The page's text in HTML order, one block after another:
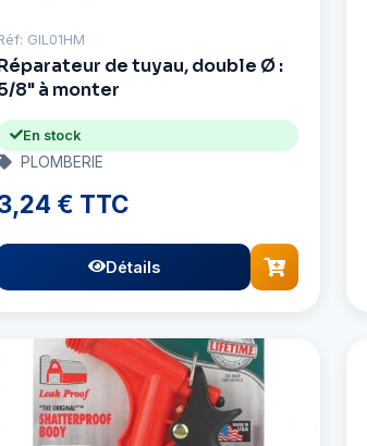
GIL01HM
de tuyau, double Ø :
8" à monter
En stock
PLOMBERIE
€ TTC
Détails